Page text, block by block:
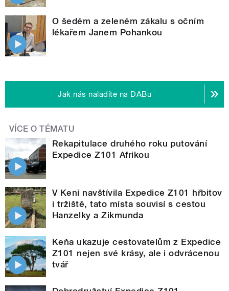
O šedém a zeleném zákalu s očním
lékařem Janem Pohankou
Jak nás naladíte na DABu
VÍCE O TÉMATU
Rekapitulace druhého roku putování
Expedice Z101 Afrikou
V Keni navštívila Expedice Z101 hřbitov
i tržiště, tato místa souvisí s cestou
Hanzelky a Zikmunda
Keňa ukazuje cestovatelům z Expedice
Z101 nejen své krásy, ale i odvrácenou
tvář